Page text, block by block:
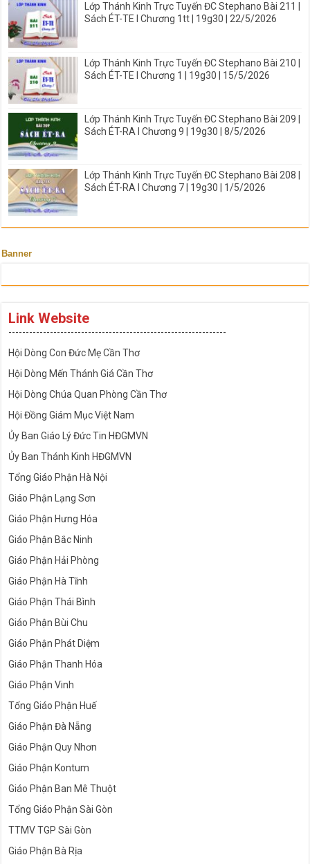
Lớp Thánh Kinh Trực Tuyến ĐC Stephano Bài 211 |
Sách ÉT-TE I Chương 1tt | 19g30 | 22/5/2026
Lớp Thánh Kinh Trực Tuyến ĐC Stephano Bài 210 |
Sách ÉT-TE I Chương 1 | 19g30 | 15/5/2026
Lớp Thánh Kinh Trực Tuyến ĐC Stephano Bài 209 |
Sách ÉT-RA I Chương 9 | 19g30 | 8/5/2026
Lớp Thánh Kinh Trực Tuyến ĐC Stephano Bài 208 |
Sách ÉT-RA I Chương 7 | 19g30 | 1/5/2026
Banner
Link Website
---------------------------------------------------------------
Hội Dòng Con Đức Mẹ Cần Thơ
Hội Dòng Mến Thánh Giá Cần Thơ
Hội Dòng Chúa Quan Phòng Cần Thơ
Hội Đồng Giám Mục Việt Nam
Ủy Ban Giáo Lý Đức Tin HĐGMVN
Ủy Ban Thánh Kinh HĐGMVN
Tổng Giáo Phận Hà Nội
Giáo Phận Lạng Sơn
Giáo Phận Hưng Hóa
Giáo Phận Bắc Ninh
Giáo Phận Hải Phòng
Giáo Phận Hà Tĩnh
Giáo Phận Thái Bình
Giáo Phận Bùi Chu
Giáo Phận Phát Diệm
Giáo Phận Thanh Hóa
Giáo Phận Vinh
Tổng Giáo Phận Huế
Giáo Phận Đà Nẵng
Giáo Phận Quy Nhơn
Giáo Phận Kontum
Giáo Phận Ban Mê Thuột
Tổng Giáo Phận Sài Gòn
TTMV TGP Sài Gòn
Giáo Phận Bà Rịa